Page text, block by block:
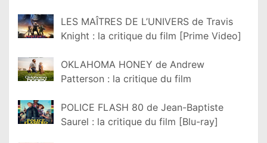
LES MAÎTRES DE L’UNIVERS de Travis
Knight : la critique du film [Prime Video]
OKLAHOMA HONEY de Andrew
Patterson : la critique du film
POLICE FLASH 80 de Jean-Baptiste
Saurel : la critique du film [Blu-ray]